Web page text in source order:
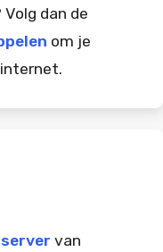
dan de
om je
server van